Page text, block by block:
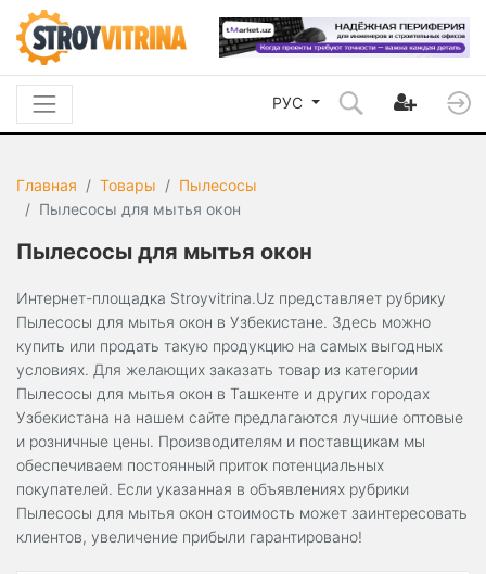
РУС
Главная Товары
Пылесосы
Пылесосы для мытья окон
Пылесосы для мытья окон
Интернет-площадка Stroyvitrina.Uz представляет рубрику
Пылесосы для мытья окон в Узбекистане. Здесь можно
купить или продать такую продукцию на самых выгодных
условиях. Для желающих заказать товар из категории
Пылесосы для мытья окон в Ташкенте и других городах
Узбекистана на нашем сайте предлагаются лучшие оптовые
и розничные цены. Производителям и поставщикам мы
обеспечиваем постоянный приток потенциальных
покупателей. Если указанная в объявлениях рубрики
Пылесосы для мытья окон стоимость может заинтересовать
клиентов, увеличение прибыли гарантировано!